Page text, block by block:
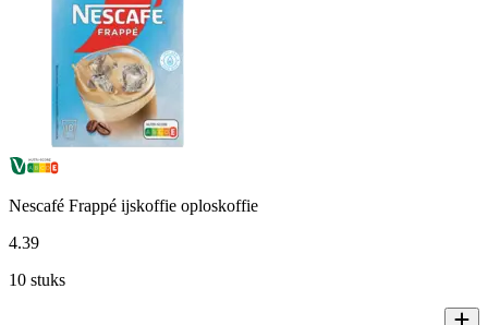
Nescafé Frappé ijskoffie oploskoffie
4.39
10 stuks